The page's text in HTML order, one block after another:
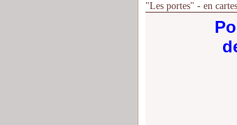
"Les portes" - en